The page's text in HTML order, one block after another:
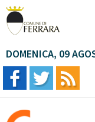
DOMENICA, 09